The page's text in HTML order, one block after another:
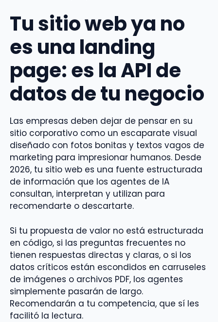
Tu sitio web ya no
es una landing
page: es la API de
datos de tu negocio
Las empresas deben dejar de pensar en su
sitio corporativo como un escaparate visual
diseñado con fotos bonitas y textos vagos de
marketing para impresionar humanos. Desde
2026, tu sitio web es una fuente estructurada
de información que los agentes de IA
consultan, interpretan y utilizan para
recomendarte o descartarte.
Si tu propuesta de valor no está estructurada
en código, si las preguntas frecuentes no
tienen respuestas directas y claras, o si los
datos críticos están escondidos en carruseles
de imágenes o archivos PDF, los agentes
simplemente pasarán de largo.
Recomendarán a tu competencia, que sí les
facilitó la lectura.